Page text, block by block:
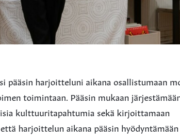
pääsin harjoitteluni aikana osallistumaan
toimintaan. Pääsin mukaan
kulttuuritapahtumia sekä kirjoittamaan
harjoittelun aikana pääsin